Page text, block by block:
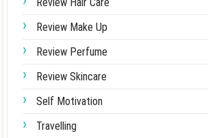
Review Make Up
Review Perfume
Review Skincare
Self Motivation
Travelling